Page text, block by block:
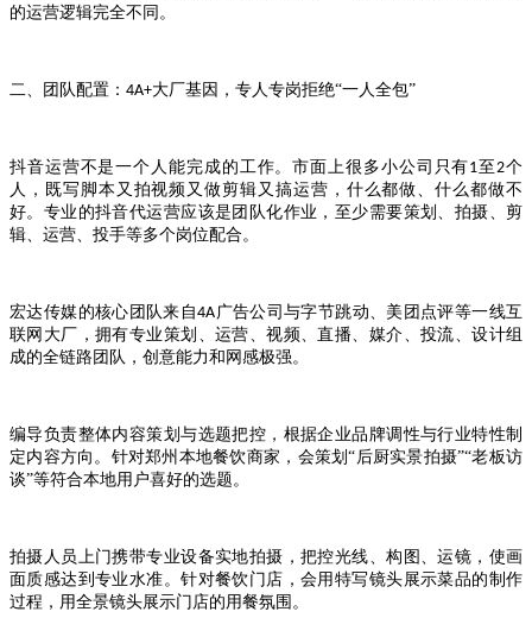
的运营逻辑完全不同。
二、团队配置： 4A+大厂基因，专人专岗拒绝“一人全包”
抖音运营不是一个人能完成的工作。市面上很多小公司只有1至 2个
人，既写脚本又拍视频又做剪辑又搞运营，什么都做、什么都做不
好。专业的抖音代运营应该是团队化作业，至少需要策划、拍摄、剪
辑、运营、投手等多个岗位配合。
宏达传媒的核心团队来自4A 广告公司与字节跳动、美团点评等一线互
联网大厂，拥有专业策划、运营、视频、直播、媒介、投流、设计组
成的全链路团队，创意能力和网感极强。
编导负责整体内容策划与选题把控，根据企业品牌调性与行业特性制
定内容方向。针对郑州本地餐饮商家，会策划“后厨实景拍摄”“老板访
谈”等符合本地用户喜好的选题。
拍摄人员上门携带专业设备实地拍摄，把控光线、构图、运镜，使画
面质感达到专业水准。针对餐饮门店，会用特写镜头展示菜品的制作
过程，用全景镜头展示门店的用餐氛围。